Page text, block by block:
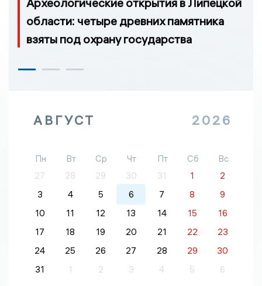
области: четыре древних памятника
взяты под охрану государства
АВГУСТ 2026
Пн Вт Ср Чт Пт Сб
Вс
27
28 29 30 31 1
2
3
4 5 6 7 8
9
10
11 12 13 14 15
16
17
18 19 20 21 22
23
24
25 26 27 28 29
30
31
1 2 3 4 5 6